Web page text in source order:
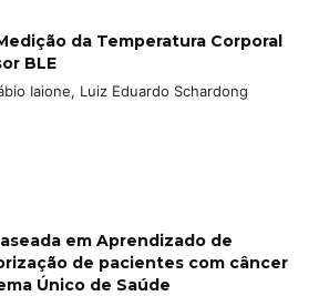
da Temperatura Corporal
BLE
Iaione, Luiz Eduardo Schardong
em Aprendizado de
de pacientes com câncer
Único de Saúde